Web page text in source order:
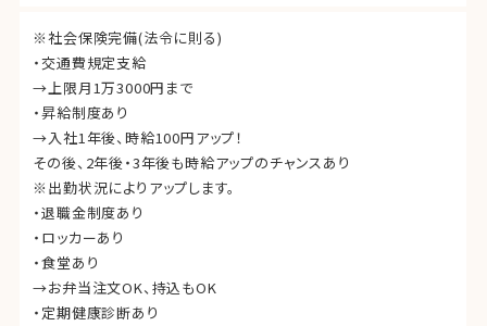
※社会保険完備(法令に則る)
・交通費規定支給
→上限月1万3000円まで
・昇給制度あり
→入社1年後、時給100円アップ！
その後、2年後・3年後も時給アップのチャンスあり
※出勤状況によりアップします。
・退職金制度あり
・ロッカーあり
・食堂あり
→お弁当注文OK、持込もOK
・定期健康診断あり